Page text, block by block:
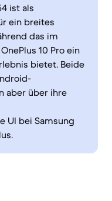
ist als
ein breites
das im
10 Pro ein
bietet. Beide
aber über ihre
UI bei Samsung